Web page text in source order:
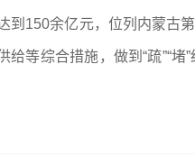
150余亿元，位列内蒙古
等综合措施，做到“疏”“